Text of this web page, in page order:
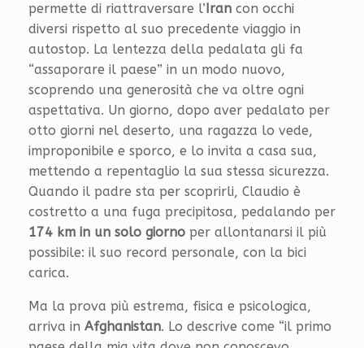
permette di riattraversare l’Iran con occhi
diversi rispetto al suo precedente viaggio in
autostop. La lentezza della pedalata gli fa
“assaporare il paese” in un modo nuovo,
scoprendo una generosità che va oltre ogni
aspettativa. Un giorno, dopo aver pedalato per
otto giorni nel deserto, una ragazza lo vede,
improponibile e sporco, e lo invita a casa sua,
mettendo a repentaglio la sua stessa sicurezza.
Quando il padre sta per scoprirli, Claudio è
costretto a una fuga precipitosa, pedalando per
174 km in un solo giorno per allontanarsi il più
possibile: il suo record personale, con la bici
carica.
Ma la prova più estrema, fisica e psicologica,
arriva in Afghanistan. Lo descrive come “il primo